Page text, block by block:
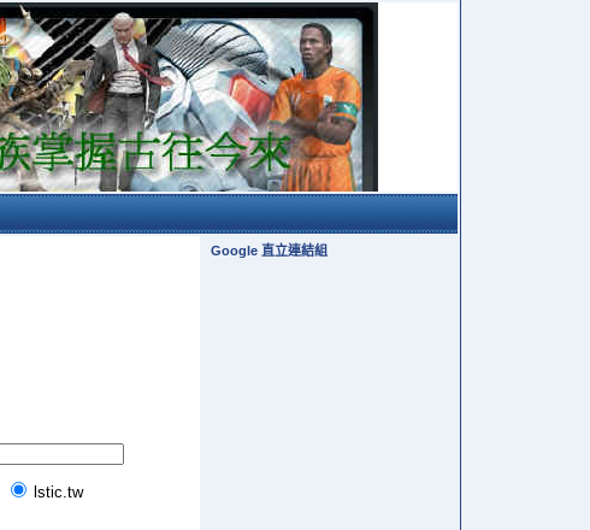
lstic.tw
Google 直立連結組